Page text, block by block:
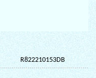
R822210153DB